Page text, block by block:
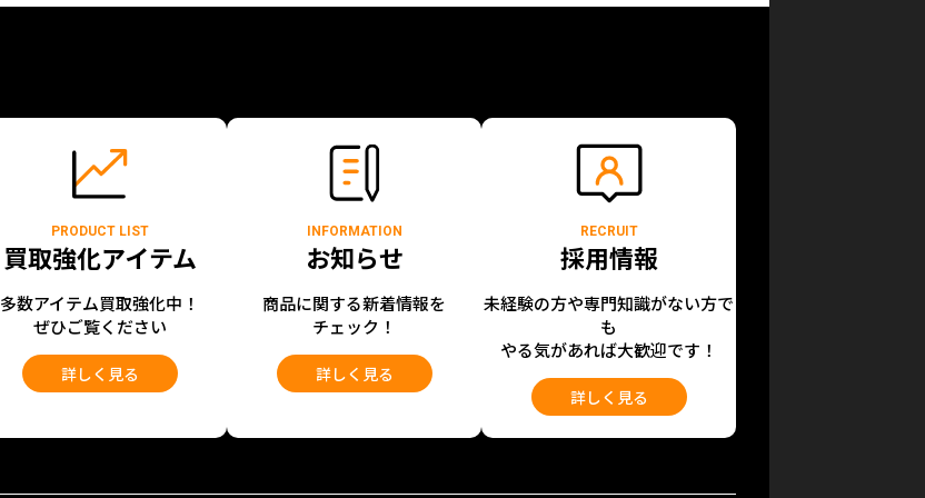
PRODUCT LIST
買取強化アイテム
多数アイテム買取強化中！
ぜひご覧ください
詳しく見る
INFORMATION
お知らせ
商品に関する新着情報を
チェック！
詳しく見る
RECRUIT
採用情報
未経験の方や専門知識がない方で
も
やる気があれば大歓迎です！
詳しく見る